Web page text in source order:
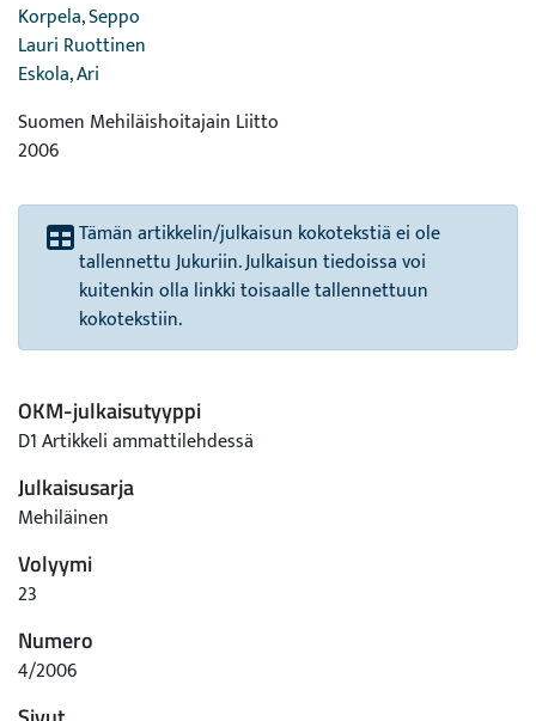
Korpela, Seppo
Lauri Ruottinen
Eskola, Ari
Suomen Mehiläishoitajain Liitto
2006
Tämän artikkelin/julkaisun kokotekstiä ei ole
tallennettu Jukuriin. Julkaisun tiedoissa voi
kuitenkin olla linkki toisaalle tallennettuun
kokotekstiin.
OKM-julkaisutyyppi
D1 Artikkeli ammattilehdessä
Julkaisusarja
Mehiläinen
Volyymi
23
Numero
4/2006